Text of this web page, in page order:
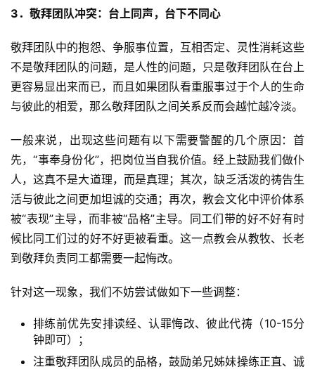
3．敬拜团队冲突：台上同声，台下不同心
敬拜团队中的抱怨、争服事位置，互相否定、灵性消耗这些
不是敬拜团队的问题，是人性的问题，只是敬拜团队在台上
更容易显出来而已，而且如果团队看重服事过于个人的生命
与彼此的相爱，那么敬拜团队之间关系反而会越忙越冷淡。
一般来说，出现这些问题有以下需要警醒的几个原因：首
先，“事奉身份化”，把岗位当自我价值。经上鼓励我们做仆
人，这真不是大道理，而是真理；其次，缺乏活泼的祷告生
活与彼此之间更加坦诚的交通；再次，教会文化中评价体系
被“表现”主导，而非被“品格”主导。同工们带的好不好有时
候比同工们过的好不好更被看重。这一点教会从教牧、长老
到敬拜负责同工都需要一起悔改。
针对这一现象，我们不妨尝试做如下一些调整：
排练前优先安排读经、认罪悔改、彼此代祷（10-15分
钟即可）；
注重敬拜团队成员的品格，鼓励弟兄姊妹操练正直、诚